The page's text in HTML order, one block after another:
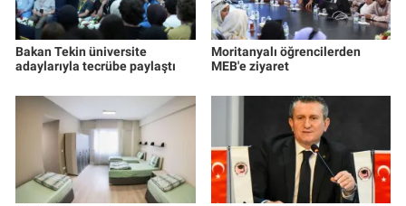
Bakan Tekin üniversite
adaylarıyla tecrübe paylaştı
Moritanyalı öğrencilerden
MEB'e ziyaret